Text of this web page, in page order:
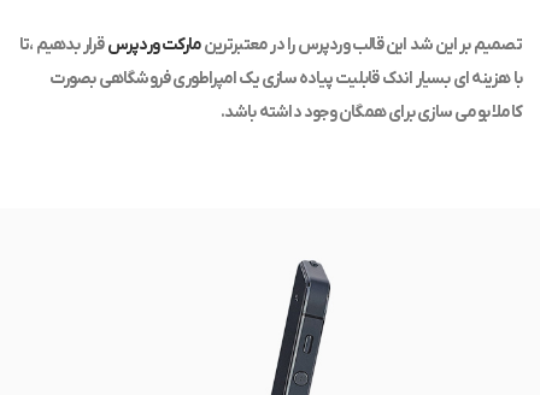
تصمیم بر این شد این قالب وردپرس را در معتبرترینمارکت وردپرسقرار بدهیم ،تا
با هزینه ای بسیار اندک قابلیت پیاده سازی یک امپراطوری فروشگاهی بصورت
کاملا بومی سازی برای همگان وجود داشته باشد.